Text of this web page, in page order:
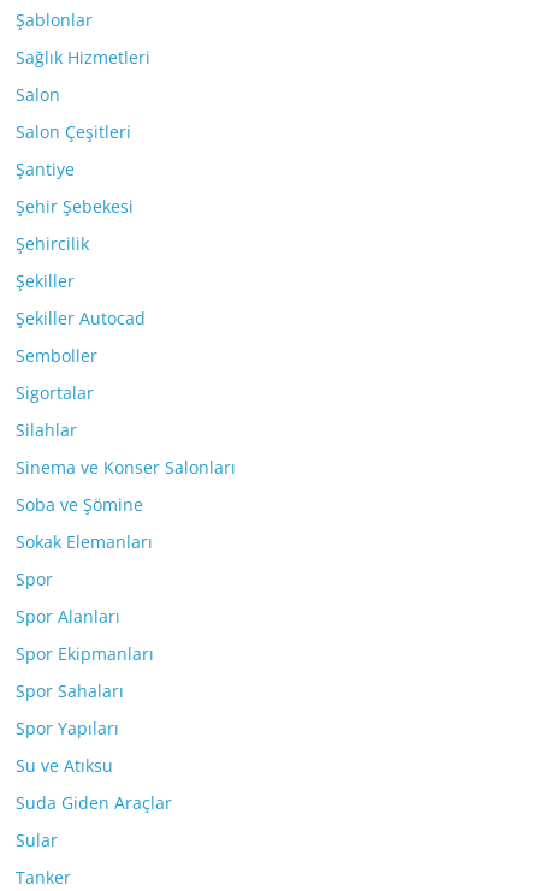
Şablonlar
Sağlık Hizmetleri
Salon
Salon Çeşitleri
Şantiye
Şehir Şebekesi
Şehircilik
Şekiller
Şekiller Autocad
Semboller
Sigortalar
Silahlar
Sinema ve Konser Salonları
Soba ve Şömine
Sokak Elemanları
Spor
Spor Alanları
Spor Ekipmanları
Spor Sahaları
Spor Yapıları
Su ve Atıksu
Suda Giden Araçlar
Sular
Tanker